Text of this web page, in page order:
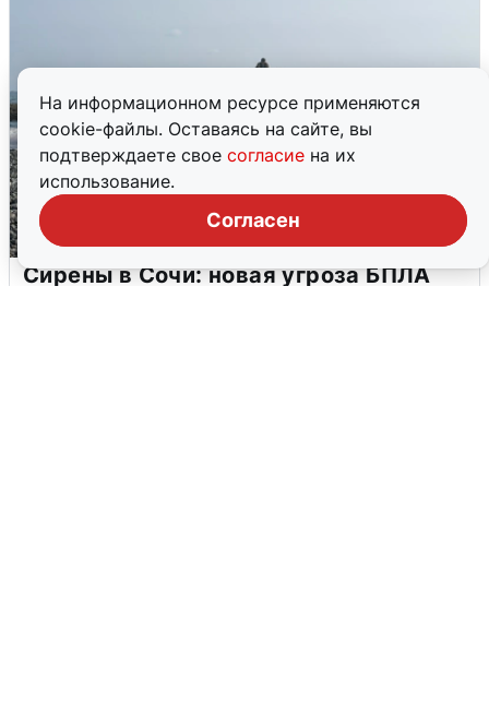
На информационном ресурсе применяются
cookie-файлы. Оставаясь на сайте, вы
подтверждаете свое согласие на их
использование.
Согласен
Сирены в Сочи: новая угроза БПЛА